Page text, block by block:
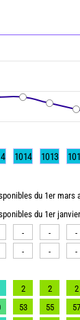
1014 1013
du 1er mars
du 1er
- - -
- - -
2 2 2
53 55 57